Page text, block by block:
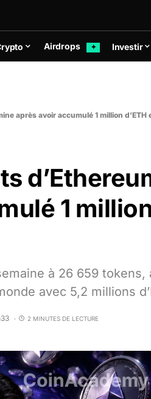
Airdrops ✦ Investir
après avoir accumulé 1 million d’ETH
1
à 26 659 tokens,
avec 5,2 millions
2 MINUTES DE LECTURE